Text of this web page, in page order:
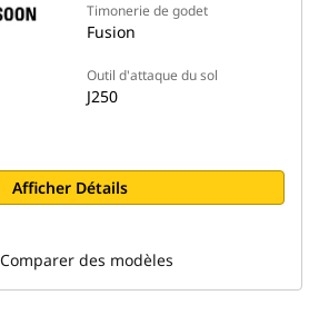
Timonerie de godet
Fusion
Outil d'attaque du sol
J250
Afficher Détails
Comparer des modèles